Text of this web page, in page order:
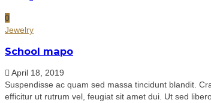
0
Jewelry
School mapo
April 18, 2019
Suspendisse ac quam sed massa tincidunt blandit.
efficitur ut rutrum vel, feugiat sit amet dui. Ut sed